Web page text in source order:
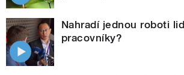
Nahradí jednou roboti
pracovníky?